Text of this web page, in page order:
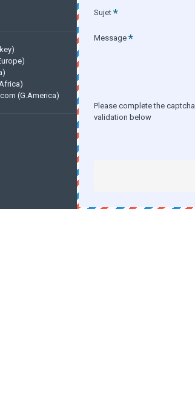
(G.America)
Sujet
Message
Please complete the captcha
validation below